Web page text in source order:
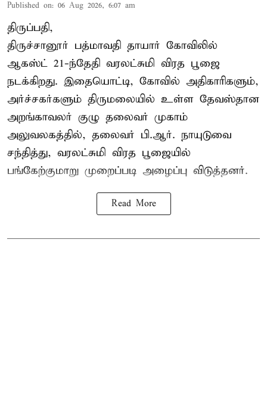
Published on: 06 Aug 2026, 6:07 am
திருப்பதி,
திருச்சானூர் பத்மாவதி தாயார் கோவிலில்
ஆகஸ்ட் 21-ந்தேதி வரலட்சுமி விரத பூஜை
நடக்கிறது. இதையொட்டி, கோவில் அதிகாரிகளும்,
அர்ச்சகர்களும் திருமலையில் உள்ள தேவஸ்தான
அறங்காவலர் குழு தலைவர் முகாம்
அலுவலகத்தில், தலைவர் பி.ஆர். நாயுடுவை
சந்தித்து, வரலட்சுமி விரத பூஜையில்
பங்கேற்குமாறு முறைப்படி அழைப்பு விடுத்தனர்.
Read More